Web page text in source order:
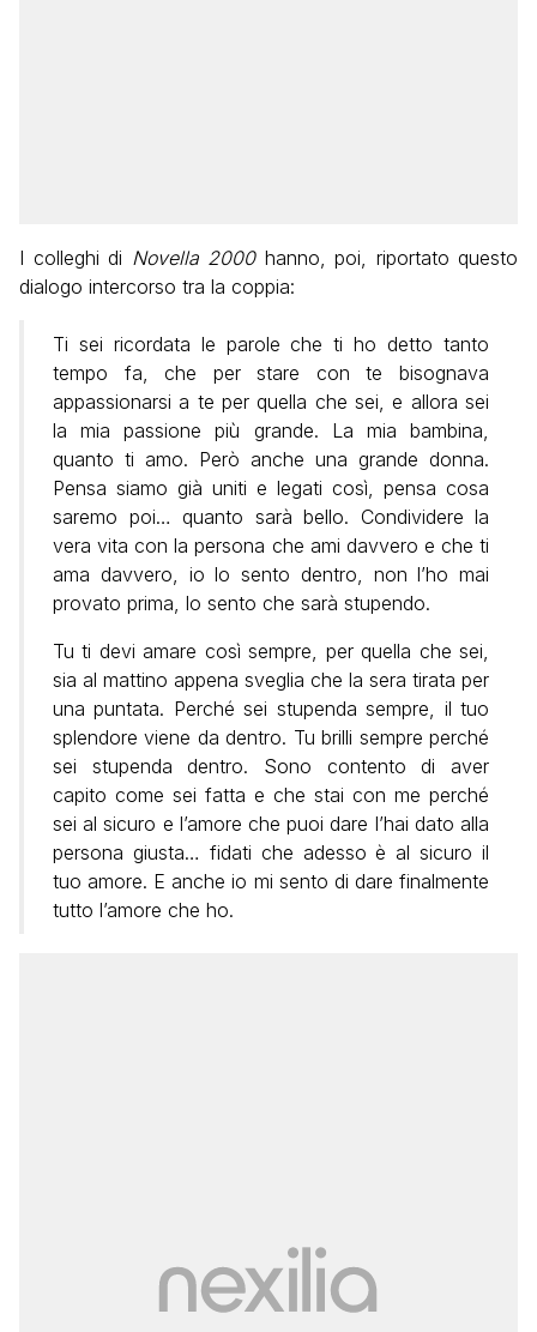
I colleghi di Novella 2000hanno, poi, riportato questo
dialogo intercorso tra la coppia:
Ti sei ricordata le parole che ti ho detto tanto
tempo fa, che per stare con te bisognava
appassionarsi a te per quella che sei, e allora sei
la mia passione più grande. La mia bambina,
quanto ti amo. Però anche una grande donna.
Pensa siamo già uniti e legati così, pensa cosa
saremo poi… quanto sarà bello. Condividere la
vera vita con la persona che ami davvero e che ti
ama davvero, io lo sento dentro, non l’ho mai
provato prima, lo sento che sarà stupendo.
Tu ti devi amare così sempre, per quella che sei,
sia al mattino appena sveglia che la sera tirata per
una puntata. Perché sei stupenda sempre, il tuo
splendore viene da dentro. Tu brilli sempre perché
sei stupenda dentro. Sono contento di aver
capito come sei fatta e che stai con me perché
sei al sicuro e l’amore che puoi dare l’hai dato alla
persona giusta… fidati che adesso è al sicuro il
tuo amore. E anche io mi sento di dare finalmente
tutto l’amore che ho.